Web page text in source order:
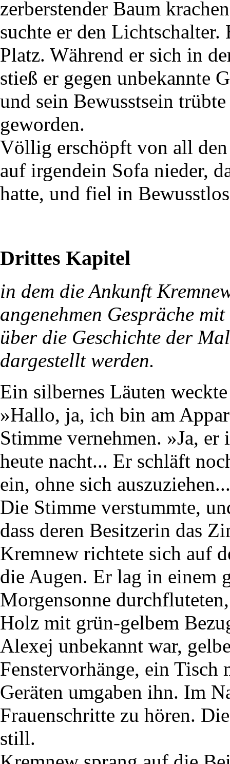
zerberstender Baum
suchte er den
Platz. Während er sich in
stieß er gegen unbekannte
und sein Bewusstsein
geworden.
Völlig erschöpft von all
auf irgendein Sofa nieder,
hatte, und fiel in
Drittes Kapitel
in dem die Ankunft
angenehmen Gespräche
über die Geschichte der
dargestellt werden.
Ein silbernes Läuten
»Hallo, ja, ich bin am
Stimme vernehmen. »Ja,
heute nacht... Er schläft
ein, ohne sich
Die Stimme verstummte,
dass deren Besitzerin das
Kremnew richtete sich auf
die Augen. Er lag in einem
Morgensonne
Holz mit grün-gelbem
Alexej unbekannt war,
Fenstervorhänge, ein
Geräten umgaben ihn. Im
Frauenschritte zu hören.
still.